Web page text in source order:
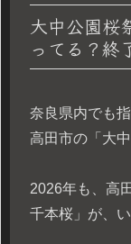
大中公園桜
ってる？終
奈良県内でも
高田市の「大中
2026年も、高
千本桜」が、